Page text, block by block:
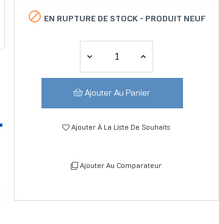
 EN RUPTURE DE STOCK - PRODUIT NEUF
Ajouter Au Panier
Ajouter À La Liste De Souhaits
Ajouter Au Comparateur